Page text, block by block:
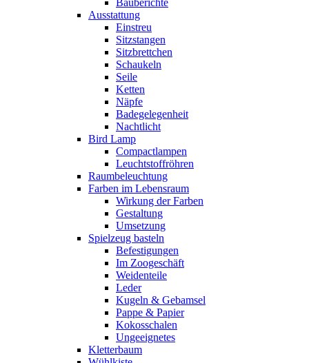
Bauberichte
Ausstattung
Einstreu
Sitzstangen
Sitzbrettchen
Schaukeln
Seile
Ketten
Näpfe
Badegelegenheit
Nachtlicht
Bird Lamp
Compactlampen
Leuchtstoffröhren
Raumbeleuchtung
Farben im Lebensraum
Wirkung der Farben
Gestaltung
Umsetzung
Spielzeug basteln
Befestigungen
Im Zoogeschäft
Weidenteile
Leder
Kugeln & Gebamsel
Pappe & Papier
Kokosschalen
Ungeeignetes
Kletterbaum